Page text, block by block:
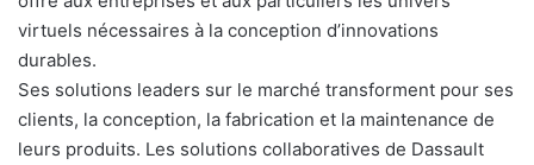
virtuels nécessaires à la conception d’innovations
durables.
Ses solutions leaders sur le marché transforment pour ses
clients, la conception, la fabrication et la maintenance de
leurs produits. Les solutions collaboratives de Dassault